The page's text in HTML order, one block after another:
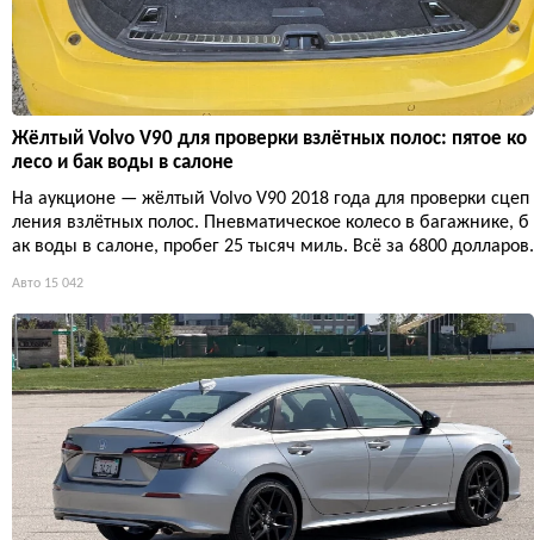
Жёлтый Volvo V90 для проверки взлётных полос: пятое ко
лесо и бак воды в салоне
На аукционе — жёлтый Volvo V90 2018 года для проверки сцеп
ления взлётных полос. Пневматическое колесо в багажнике, б
ак воды в салоне, пробег 25 тысяч миль. Всё за 6800 долларов.
Авто 15 042